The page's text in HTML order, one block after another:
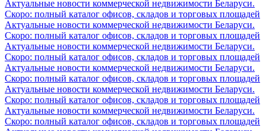
Актуальные новости коммерческой недвижимости Беларуси.
Скоро: полный каталог офисов, складов и торговых площадей
Актуальные новости коммерческой недвижимости Беларуси.
Скоро: полный каталог офисов, складов и торговых площадей
Актуальные новости коммерческой недвижимости Беларуси.
Скоро: полный каталог офисов, складов и торговых площадей
Актуальные новости коммерческой недвижимости Беларуси.
Скоро: полный каталог офисов, складов и торговых площадей
Актуальные новости коммерческой недвижимости Беларуси.
Скоро: полный каталог офисов, складов и торговых площадей
Актуальные новости коммерческой недвижимости Беларуси.
Скоро: полный каталог офисов, складов и торговых площадей